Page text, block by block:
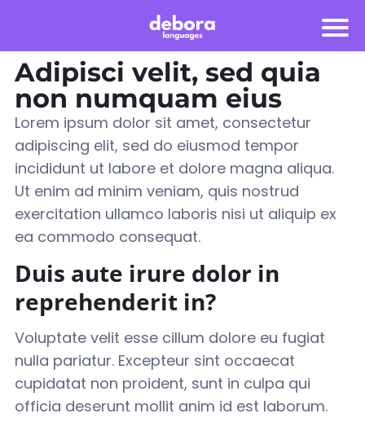
Adipisci velit, sed quia
non numquam eius
Lorem ipsum dolor sit amet, consectetur
adipiscing elit, sed do eiusmod tempor
incididunt ut labore et dolore magna aliqua.
Ut enim ad minim veniam, quis nostrud
exercitation ullamco laboris nisi ut aliquip ex
ea commodo consequat.
Duis aute irure dolor in
reprehenderit in?
Voluptate velit esse cillum dolore eu fugiat
nulla pariatur. Excepteur sint occaecat
cupidatat non proident, sunt in culpa qui
officia deserunt mollit anim id est laborum.